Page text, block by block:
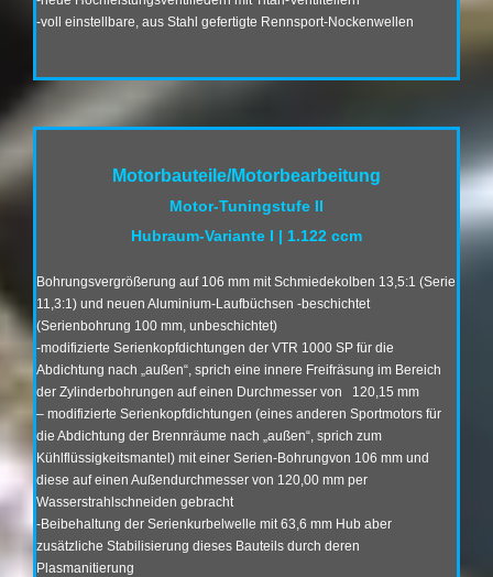
-voll einstellbare, aus Stahl gefertigte Rennsport-Nockenwellen
Motorbauteile/Motorbearbeitung
Motor-Tuningstufe II
Hubraum-Variante I | 1.122 ccm
Bohrungsvergrößerung auf 106 mm mit Schmiedekolben 13,5:1 (Serie
11,3:1) und neuen Aluminium-Laufbüchsen -beschichtet
(Serienbohrung 100 mm, unbeschichtet)
-modifizierte Serienkopfdichtungen der VTR 1000 SP für die
Abdichtung nach „außen“, sprich eine innere Freifräsung im Bereich
der Zylinderbohrungen auf einen Durchmesser von 120,15 mm
– modifizierte Serienkopfdichtungen (eines anderen Sportmotors für
die Abdichtung der Brennräume nach „außen“, sprich zum
Kühlflüssigkeitsmantel) mit einer Serien-Bohrungvon 106 mm und
diese auf einen Außendurchmesser von 120,00 mm per
Wasserstrahlschneiden gebracht
-Beibehaltung der Serienkurbelwelle mit 63,6 mm Hub aber
zusätzliche Stabilisierung dieses Bauteils durch deren
Plasmanitierung